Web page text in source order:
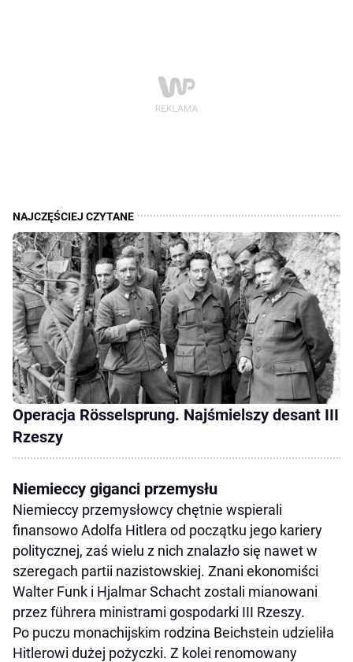
Operacja Rösselsprung. Najśmielszy desant III
Rzeszy
Niemieccy giganci przemysłu
Niemieccy przemysłowcy chętnie wspierali
finansowo Adolfa Hitlera od początku jego kariery
politycznej, zaś wielu z nich znalazło się nawet w
szeregach partii nazistowskiej. Znani ekonomiści
Walter Funk i Hjalmar Schacht zostali mianowani
przez führera ministrami gospodarki III Rzeszy.
Po puczu monachijskim rodzina Beichstein udzieliła
Hitlerowi dużej pożyczki. Z kolei renomowany